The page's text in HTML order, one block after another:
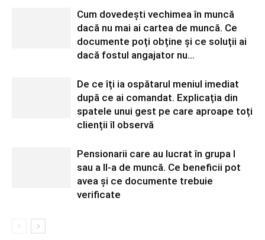
Cum dovedești vechimea în muncă
dacă nu mai ai cartea de muncă. Ce
documente poți obține și ce soluții ai
dacă fostul angajator nu...
De ce îți ia ospătarul meniul imediat
după ce ai comandat. Explicația din
spatele unui gest pe care aproape toți
clienții îl observă
Pensionarii care au lucrat în grupa I
sau a II-a de muncă. Ce beneficii pot
avea și ce documente trebuie
verificate